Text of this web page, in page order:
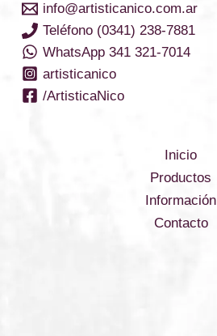
info@artisticanico.com.ar
Teléfono (0341) 238-7881
WhatsApp 341 321-7014
artisticanico
/ArtisticaNico
Inicio
Productos
Información
Contacto